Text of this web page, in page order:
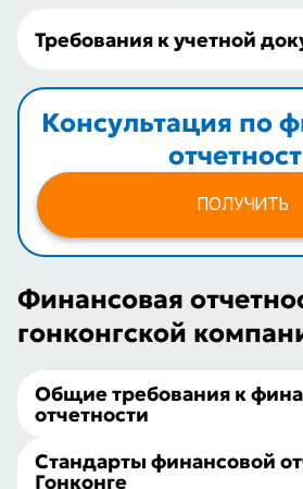
Требования к учетной
Консультация по
ПОЛУЧИТЬ
Финансовая
гонконгской
Общие требования к
отчетности
Стандарты финансовой
Гонконге